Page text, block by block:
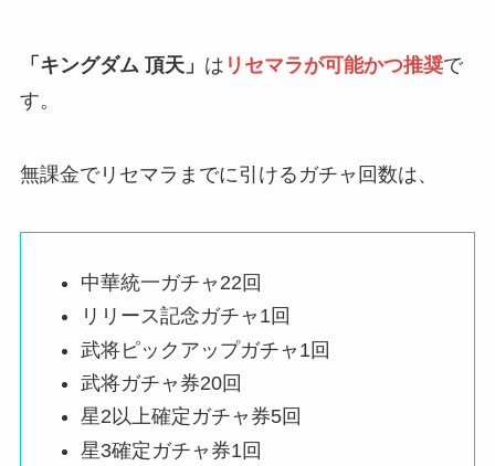
「キングダム 頂天」 は リセマラが可能かつ推奨で
す。
無課金でリセマラまでに引けるガチャ回数は、
中華統一ガチャ22回
リリース記念ガチャ1回
武将ピックアップガチャ1回
武将ガチャ券20回
星2以上確定ガチャ券5回
星3確定ガチャ券1回